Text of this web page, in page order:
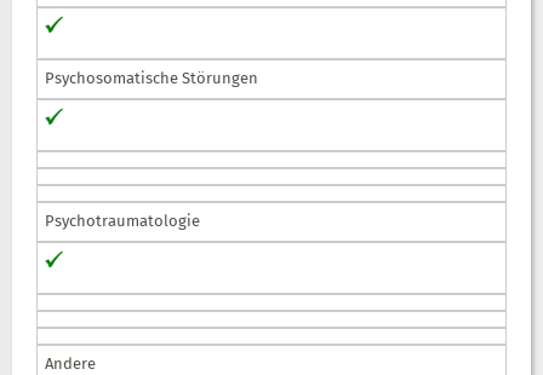
Psychosomatische Störungen
Psychotraumatologie
Andere